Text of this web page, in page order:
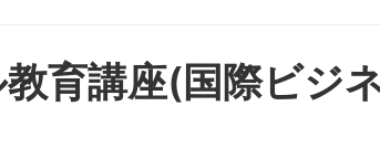
育講座(国際ビジ